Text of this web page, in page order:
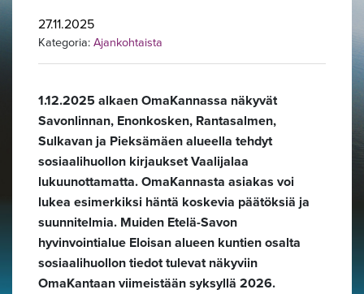
27.11.2025
Kategoria:Ajankohtaista
1.12.2025 alkaen OmaKannassa näkyvät
Savonlinnan, Enonkosken, Rantasalmen,
Sulkavan ja Pieksämäen alueella tehdyt
sosiaalihuollon kirjaukset Vaalijalaa
lukuunottamatta. OmaKannasta asiakas voi
lukea esimerkiksi häntä koskevia päätöksiä ja
suunnitelmia. Muiden Etelä-Savon
hyvinvointialue Eloisan alueen kuntien osalta
sosiaalihuollon tiedot tulevat näkyviin
OmaKantaan viimeistään syksyllä 2026.